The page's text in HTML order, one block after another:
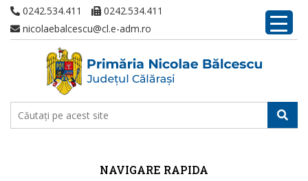
0242.534.411
0242.534.411
nicolaebalcescu@cl.e-adm.ro
NAVIGARE RAPIDA